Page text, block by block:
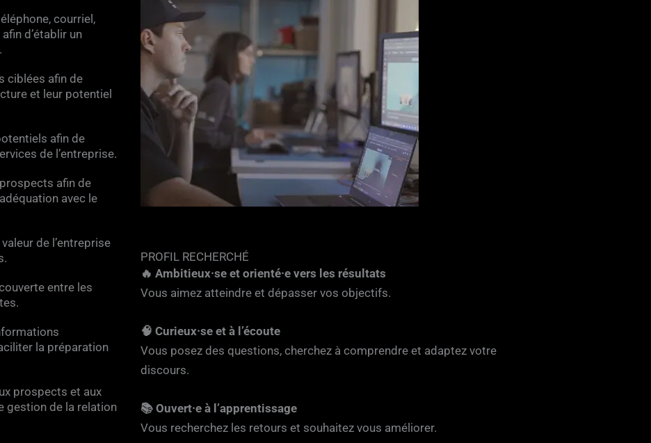
courriel,
d’établir un
ciblées afin de
et leur potentiel
afin de
de l’entreprise.
afin de
avec le
de l’entreprise
entre les
la préparation
prospects et aux
gestion de la relation
PROFIL RECHERCHÉ
🔥 Ambitieux·se et orienté·e vers les résultats
Vous aimez atteindre et dépasser vos objectifs.
🧠 Curieux·se et à l’écoute
Vous posez des questions, cherchez à comprendre et adaptez votre
discours.
📚 Ouvert·e à l’apprentissage
Vous recherchez les retours et souhaitez vous améliorer.